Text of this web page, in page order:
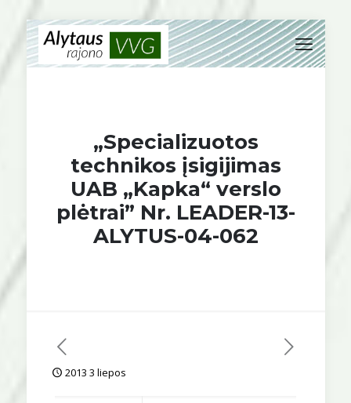
„Specializuotos
technikos įsigijimas
UAB „Kapka“ verslo
plėtrai” Nr. LEADER-13-
ALYTUS-04-062
2013 3 liepos